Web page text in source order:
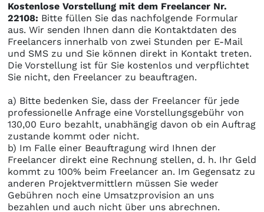
Kostenlose Vorstellung mit dem Freelancer Nr.
22108: Bitte füllen Sie das nachfolgende Formular
aus. Wir senden Ihnen dann die Kontaktdaten des
Freelancers innerhalb von zwei Stunden per E-Mail
und SMS zu und Sie können direkt in Kontakt treten.
Die Vorstellung ist für Sie kostenlos und verpflichtet
Sie nicht, den Freelancer zu beauftragen.
a) Bitte bedenken Sie, dass der Freelancer für jede
professionelle Anfrage eine Vorstellungsgebühr von
130,00 Euro bezahlt, unabhängig davon ob ein Auftrag
zustande kommt oder nicht.
b) Im Falle einer Beauftragung wird Ihnen der
Freelancer direkt eine Rechnung stellen, d. h. Ihr Geld
kommt zu 100% beim Freelancer an. Im Gegensatz zu
anderen Projektvermittlern müssen Sie weder
Gebühren noch eine Umsatzprovision an uns
bezahlen und auch nicht über uns abrechnen.